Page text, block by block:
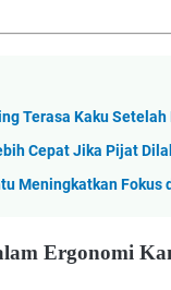
Terasa Kaku
Cepat Jika Pijat
Meningkatkan Fokus
Ergonomi